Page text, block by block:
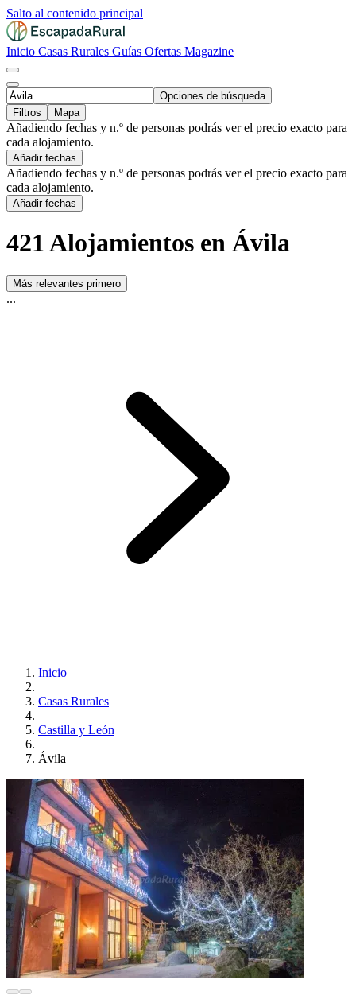
Salto al contenido principal
Inicio Casas Rurales Guías Ofertas Magazine
Opciones de búsqueda
Filtros
Mapa
Añadiendo fechas y n.º de personas podrás ver el precio exacto para
cada alojamiento.
Añadir fechas
Añadiendo fechas y n.º de personas podrás ver el precio exacto para
cada alojamiento.
Añadir fechas
421 Alojamientos en Ávila
Más relevantes primero
...
Inicio
Casas Rurales
Castilla y León
Ávila